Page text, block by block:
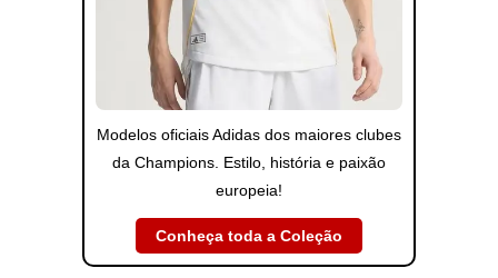
Modelos oficiais Adidas dos maiores clubes
da Champions. Estilo, história e paixão
europeia!
Conheça toda a Coleção